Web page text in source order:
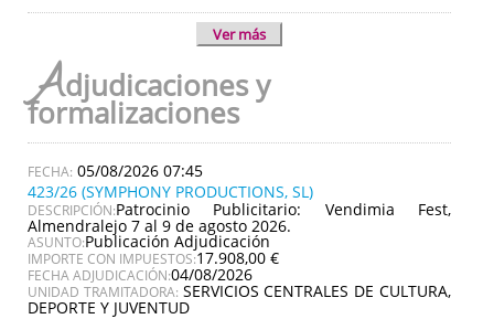
Ver más
Adjudicaciones y
formalizaciones
05/08/2026 07:45
423/26 (SYMPHONY PRODUCTIONS, SL)
DESCRIPCIÓN:Patrocinio Publicitario: Vendimia Fest,
Almendralejo 7 al 9 de agosto 2026.
ASUNTO:Publicación Adjudicación
IMPORTE CON IMPUESTOS:17.908,00 €
FECHA ADJUDICACIÓN:04/08/2026
UNIDAD TRAMITADORA: SERVICIOS CENTRALES DE CULTURA,
DEPORTE Y JUVENTUD